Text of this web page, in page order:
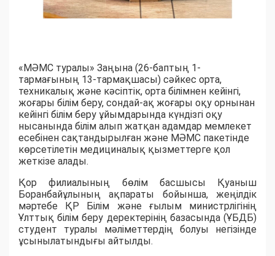
«МӘМС туралы» Заңына (26-баптың 1-
тармағының 13-тармақшасы) сәйкес орта,
техникалық және кәсіптік, орта білімнен кейінгі,
жоғары білім беру, сондай-ақ жоғары оқу орнынан
кейінгі білім беру ұйымдарында күндізгі оқу
нысанында білім алып жатқан адамдар мемлекет
есебінен сақтандырылған және МӘМС пакетінде
көрсетілетін медициналық қызметтерге қол
жеткізе алады.
Қор филиалының бөлім басшысы Қуаныш
Боранбайұлының ақпараты бойынша, жеңілдік
мәртебе ҚР Білім және ғылым министрлігінің
Ұлттық білім беру деректерінің базасында (ҰБДБ)
студент туралы мәліметтердің болуы негізінде
ұсынылатындығы айтылды.